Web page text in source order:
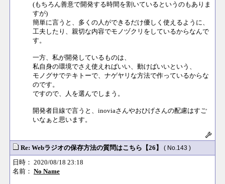
(もちろん善意で開発する時間を割いているというのもありま
すが)
簡単に言うと、多くの人ができるだけ優しく使えるように、
工夫したり、親切な内容でモノヅクリをしているからなんで
す。
一方、私が開発しているものは、
私自身の環境でさえ使えればいい、動けばいいという、
モノグサでテキトーで、ナゲヤリな方法で作っているからな
のです。
ですので、人を選んでしまう。
開発者目線で言うと、inoviaさんやおひげさんの配慮はすご
いなぁと思います。
Re: Webラジオの保存方法の質問はこちら【26】 ( No.143 )
日時： 2020/08/18 23:18
名前： No Name